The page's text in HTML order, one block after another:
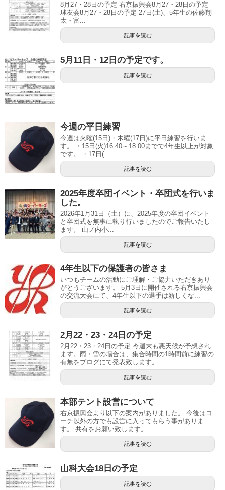
8月27・28日の予定 右京振興会8月27・28日の予定
球友会8月27・28日の予定 27日(土)、5年生の佐藤翔
太・富...
記事を読む
5月11日・12日の予定です。
記事を読む
今週の平日練習
今週は火曜(15日)・木曜(17日)に平日練習を行いま
す。 ・15日(火)16:40～18:00までで4年生以上が対象
です。 ・17日(...
記事を読む
2025年度卒団イベント・卒団式を行いま
した。
2026年1月31日（土）に、2025年度の卒団イベント
と卒団式を無事に執り行いましたのでご報告いたし
ます。 山ノ内小...
記事を読む
4年生以下の保護者の皆さま
いつもチームの活動にご理解・ご協力いただきあり
がとうございます。 5月3日に開催される右京振興会
の交流大会にて、4年生以下の選手は新しくな...
記事を読む
2月22・23・24日の予定
2月22・23・24日の予定 今週末も悪天候が予想され
ます。雨・雪の場合は、集合時間の1時間前に練習の
有無をブログにて発表致します。 ...
記事を読む
本部テント設営について
右京振興会より以下の案内がありました。 今後はコ
ーチ以外の方でも設営に入ってもらう事がありま
す。 共有をお願い致します。 ...
記事を読む
山科大会18日の予定
記事を読む